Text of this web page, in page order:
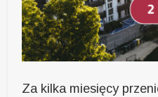
Za kilka miesięcy